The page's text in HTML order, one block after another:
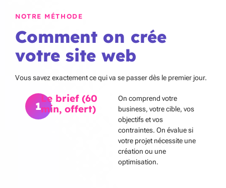
NOTRE MÉTHODE
Comment on crée
votre site web
Vous savez exactement ce qui va se passer dès le premier jour.
1
Le brief (60
min, offert)
On comprend votre
business, votre cible, vos
objectifs et vos
contraintes. On évalue si
votre projet nécessite une
création ou une
optimisation.